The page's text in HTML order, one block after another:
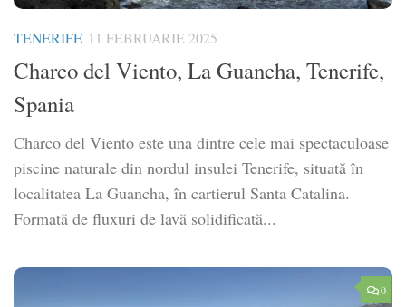
TENERIFE 11 FEBRUARIE 2025
Charco del Viento, La Guancha, Tenerife,
Spania
Charco del Viento este una dintre cele mai spectaculoase
piscine naturale din nordul insulei Tenerife, situată în
localitatea La Guancha, în cartierul Santa Catalina.
Formată de fluxuri de lavă solidificată...
0